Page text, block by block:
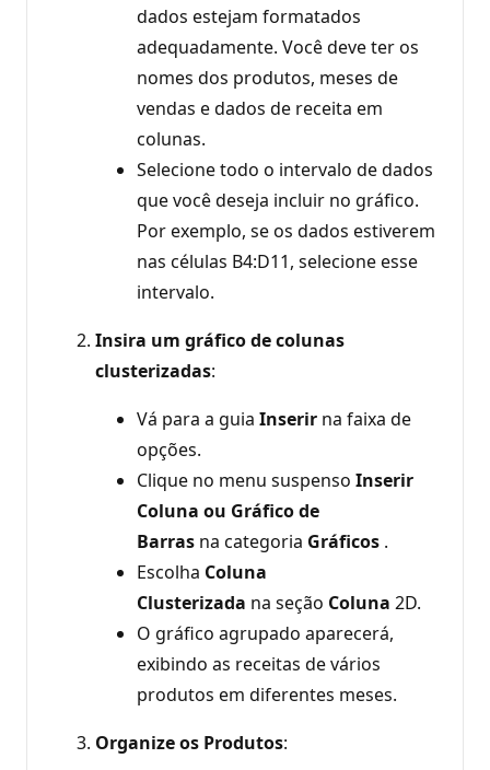
dados estejam formatados
adequadamente. Você deve ter os
nomes dos produtos, meses de
vendas e dados de receita em
colunas.
Selecione todo o intervalo de dados
que você deseja incluir no gráfico.
Por exemplo, se os dados estiverem
nas células B4:D11, selecione esse
intervalo.
Insira um gráfico de colunas
clusterizadas:
Vá para a guia Inserir na faixa de
opções.
Clique no menu suspenso Inserir
Coluna ou Gráfico de
Barras na categoria Gráficos .
Escolha Coluna
Clusterizada na seção Coluna 2D.
O gráfico agrupado aparecerá,
exibindo as receitas de vários
produtos em diferentes meses.
Organize os Produtos: